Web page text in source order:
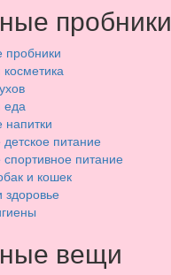
пробники
пробники
еда
напитки
питание
питание
и кошек
вещи